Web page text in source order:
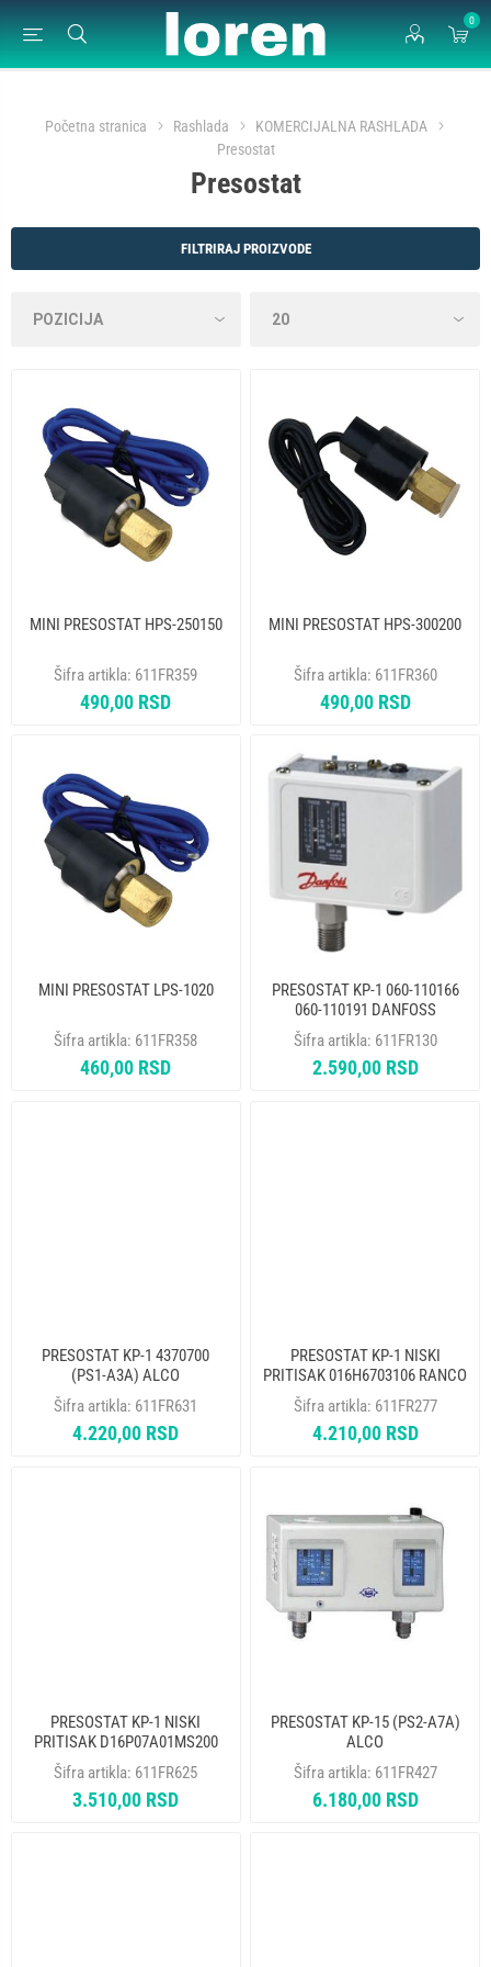
0
Početna stranica Rashlada
KOMERCIJALNA RASHLADA
Presostat
Presostat
FILTRIRAJ PROIZVODE
MINI PRESOSTAT HPS-250150
Šifra artikla: 611FR359
490,00 RSD
MINI PRESOSTAT HPS-300200
Šifra artikla: 611FR360
490,00 RSD
MINI PRESOSTAT LPS-1020
Šifra artikla: 611FR358
460,00 RSD
PRESOSTAT KP-1 060-110166
060-110191 DANFOSS
Šifra artikla: 611FR130
2.590,00 RSD
PRESOSTAT KP-1 4370700
(PS1-A3A) ALCO
Šifra artikla: 611FR631
4.220,00 RSD
PRESOSTAT KP-1 NISKI
PRITISAK 016H6703106 RANCO
Šifra artikla: 611FR277
4.210,00 RSD
PRESOSTAT KP-1 NISKI
PRITISAK D16P07A01MS200
ELIWELL
Šifra artikla: 611FR625
3.510,00 RSD
PRESOSTAT KP-15 (PS2-A7A)
ALCO
Šifra artikla: 611FR427
6.180,00 RSD